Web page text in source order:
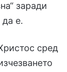
заради
да е.
сред